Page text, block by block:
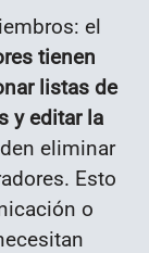
el
tienen
listas de
y editar la
eliminar
Esto
o